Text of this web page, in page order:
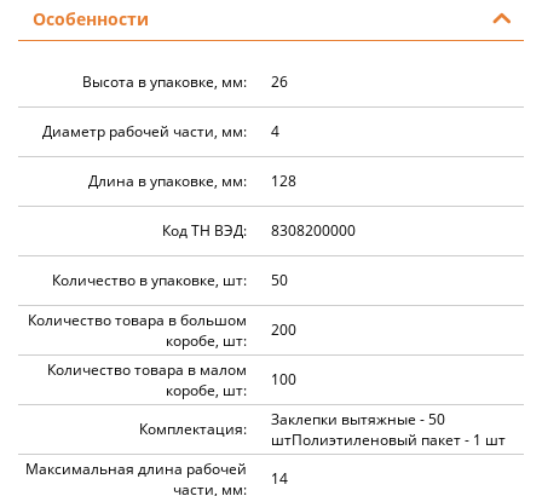
Особенности
Высота в упаковке, мм: 26
Диаметр рабочей части, мм: 4
Длина в упаковке, мм: 128
Код ТН ВЭД: 8308200000
Количество в упаковке, шт:
50
Количество товара в большом
коробе, шт:
200
Количество товара в малом
коробе, шт:
100
Комплектация:
Заклепки вытяжные - 50
штПолиэтиленовый пакет - 1 шт
Максимальная длина рабочей
части, мм:
14